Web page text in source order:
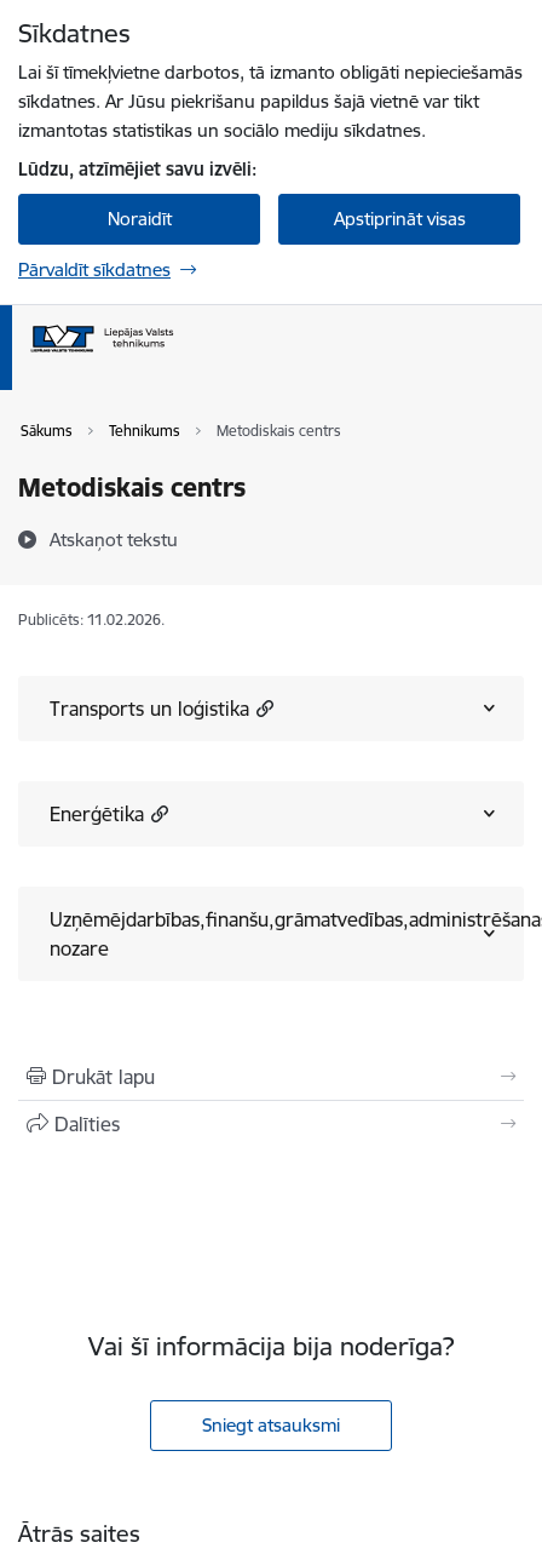
Sīkdatnes
Lai šī tīmekļvietne darbotos, tā izmanto obligāti nepieciešamās
sīkdatnes. Ar Jūsu piekrišanu papildus šajā vietnē var tikt
izmantotas statistikas un sociālo mediju sīkdatnes.
Lūdzu, atzīmējiet savu izvēli:
Noraidīt Apstiprināt visas
Pārvaldīt sīkdatnes
Sākums Tehnikums Metodiskais centrs
Metodiskais centrs
Atskaņot tekstu
Publicēts: 11.02.2026.
Transports un loģistika
Enerģētika
nozare
Drukāt lapu
Dalīties
Vai šī informācija bija noderīga?
Sniegt atsauksmi
Ātrās saites